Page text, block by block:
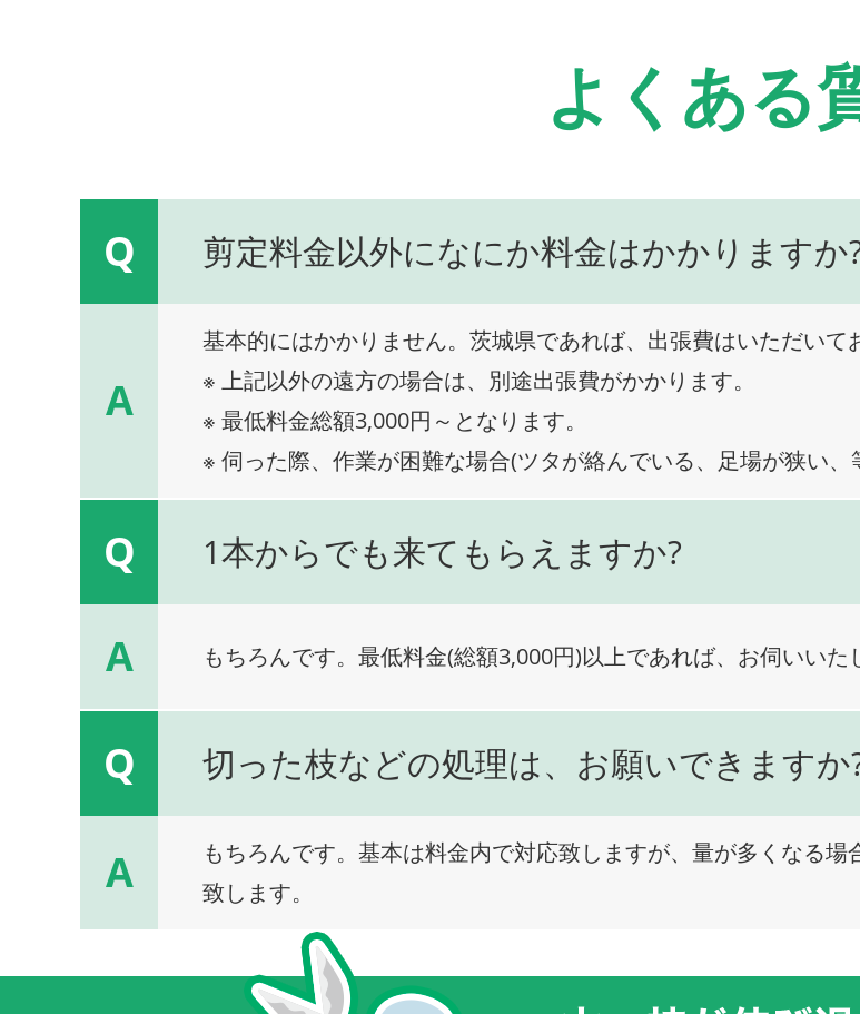
よくある
Q 剪定料金以外になにか料金はかかりますか
A
基本的にはかかりません。茨城県であれば、出張費はいただいて
※ 上記以外の遠方の場合は、別途出張費がかかります。
※ 最低料金総額3,000円～となります。
※ 伺った際、作業が困難な場合(ツタが絡んでいる、足場が狭い、
Q 1本からでも来てもらえますか?
A もちろんです。最低料金(総額3,000円)以上であれば、お伺いいた
Q 切った枝などの処理は、お願いできますか
A
もちろんです。基本は料金内で対応致しますが、量が多くなる
致します。